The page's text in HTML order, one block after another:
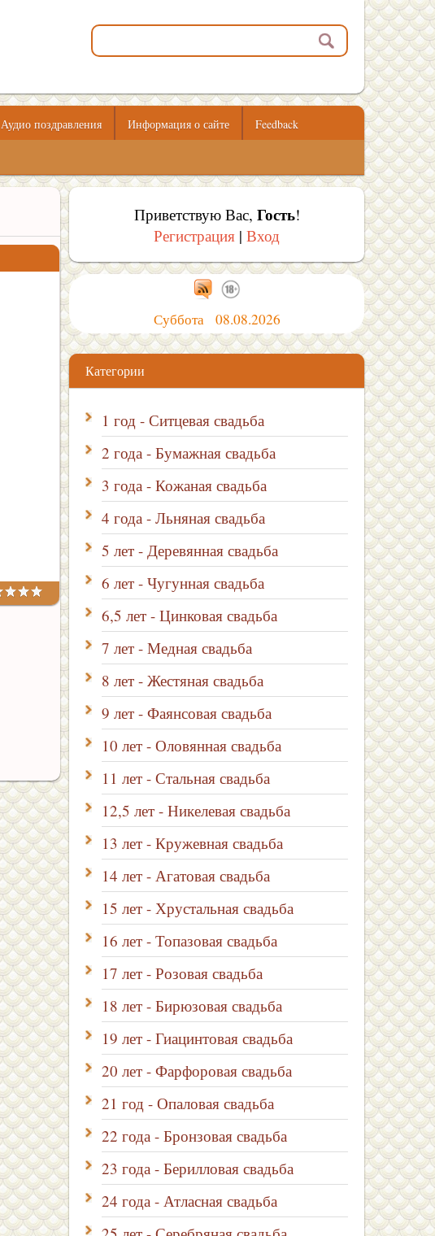
Аудио поздравления Информация о сайте Feedback
Приветствую Вас, Гость!
Регистрация |Вход
Суббота 08.08.2026
Категории
1 год - Ситцевая свадьба
2 года - Бумажная свадьба
3 года - Кожаная свадьба
4 года - Льняная свадьба
5 лет - Деревянная свадьба
6 лет - Чугунная свадьба
6,5 лет - Цинковая свадьба
7 лет - Медная свадьба
8 лет - Жестяная свадьба
9 лет - Фаянсовая свадьба
10 лет - Оловянная свадьба
11 лет - Стальная свадьба
12,5 лет - Никелевая свадьба
13 лет - Кружевная свадьба
14 лет - Агатовая свадьба
15 лет - Хрустальная свадьба
16 лет - Топазовая свадьба
17 лет - Розовая свадьба
18 лет - Бирюзовая свадьба
19 лет - Гиацинтовая свадьба
20 лет - Фарфоровая свадьба
21 год - Опаловая свадьба
22 года - Бронзовая свадьба
23 года - Берилловая свадьба
24 года - Атласная свадьба